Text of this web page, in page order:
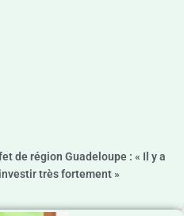
de région Guadeloupe : « Il y a
très fortement »